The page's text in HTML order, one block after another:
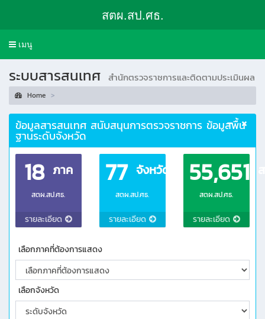
สตผ.สป.ศธ.
Toggle
เมนู
ระบบสารสนเทศ สำนักตรวจราชการและติดตามประเมินผล
Home
ข้อมูลสารสนเทศ สนับสนุนการตรวจราชการ ข้อมูลพื้น
ฐานระดับจังหวัด
18 ภาค
สตผ.สป.ศธ.
รายละเอียด
77 จังหวัด
สตผ.สป.ศธ.
รายละเอียด
55,651
สตผ.สป.ศธ.
รายละเอียด
เลือกภาคที่ต้องการแสดง
เลือกจังหวัด